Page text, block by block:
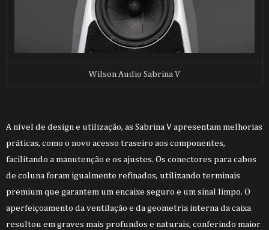
Wilson Audio Sabrina V
A nível de design e utilização, as Sabrina V apresentam melhorias
práticas, como o novo acesso traseiro aos componentes,
facilitando a manutenção e os ajustes. Os conectores para cabos
de coluna foram igualmente refinados, utilizando terminais
premium que garantem um encaixe seguro e um sinal limpo. O
aperfeiçoamento da ventilação e da geometria interna da caixa
resultou em graves mais profundos e naturais, conferindo maior